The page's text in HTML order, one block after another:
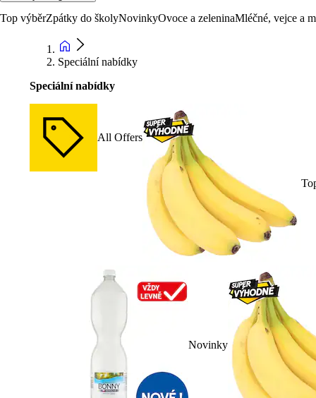
Top výběrZpátky do školyNovinkyOvoce a zeleninaMléčné, vejce a
Speciální nabídky
Speciální nabídky
All Offers
Novinky